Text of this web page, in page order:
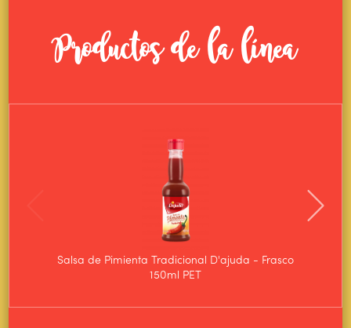
Productos de la línea
Salsa de Pimienta Tradicional D'ajuda - Frasco
150ml PET